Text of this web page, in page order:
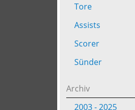
Tore
Assists
Scorer
Sünder
Archiv
2003 - 2025